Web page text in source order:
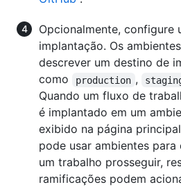
Opcionalmente, configure
implantação. Os
descrever um destino de
como
production ,
Quando um fluxo de
é implantado em um
exibido na página
pode usar ambientes
um trabalho prosseguir,
ramificações podem